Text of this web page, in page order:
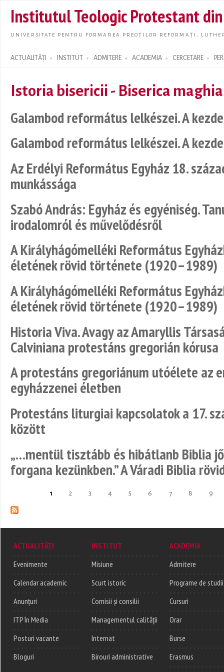
main
Institutul Teologic Protestant
UNIVERSITATE PENTRU FORMAREA PREOȚILOR REFORMAȚI,
ACTUALITĂȚI INSTITUT ADMITERE ACADEMIA CERCETARE
Search form
Istoria bisericii - Biserica
Galambod református lelkészei. A
Galambod református lelkészei. A
Az Erdélyi Református Egyház 18.
munkássága
Szabó András: Egyház és egyéniség.
irodalomról és művelődésről
A Királyhágómelléki Református
életének rövid története (1920–1989)
A Királyhágómelléki Református
életének rövid története (1920–1989)
Historia Viva. Avagy az Amaryllis
Calviniana protestáns gregorián kórusa
A protestáns gregoriánum utóélete az
egyházzenei életben
Protestáns liturgiai kapcsolatok a 17.
között
„…mentül tisztább és hibátlanb Biblia
forgana kezünkben.” A Váradi Biblia
1 2 3 4 5 6 7 8 9
ACTUALITĂȚI
Evenimente
Calendar academic
Anunțuri
ITP în Media
Posturi vacante
Bloguri
INSTITUT
Misiune
Scurt istoric
Comisii și consilii
Managementul calității
Internat
Birouri administrative
ACADEMIA
Admitere
Programe de studii
Cursuri
Orar
Burse
Erasmus